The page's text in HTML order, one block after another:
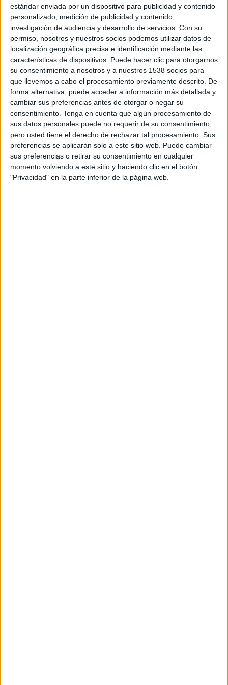
estándar enviada por un dispositivo para publicidad y contenido
personalizado, medición de publicidad y contenido,
investigación de audiencia y desarrollo de servicios. Con su
permiso, nosotros y nuestros socios podemos utilizar datos de
localización geográfica precisa e identificación mediante las
características de dispositivos. Puede hacer clic para otorgarnos
su consentimiento a nosotros y a nuestros 1538 socios para
que llevemos a cabo el procesamiento previamente descrito. De
forma alternativa, puede acceder a información más detallada y
cambiar sus preferencias antes de otorgar o negar su
consentimiento. Tenga en cuenta que algún procesamiento de
sus datos personales puede no requerir de su consentimiento,
pero usted tiene el derecho de rechazar tal procesamiento. Sus
preferencias se aplicarán solo a este sitio web. Puede cambiar
sus preferencias o retirar su consentimiento en cualquier
momento volviendo a este sitio y haciendo clic en el botón
"Privacidad" en la parte inferior de la página web.
negocios' el día 7 en el centro de Congresos
Ciutat d'Elx, en la que hablará de la importancia
de la creatividad en el mundo empresarial pra
alcanzar el éxito. Asimismo, el día 8 presidirá un
taller, un cóctel y presentará y firmará su último
libro.
La idea de estas jornadas ha surgido de Natalia
Martínez, tercera finalista en el concurso 'El
Aprendiz', dirigido por Luis Bassat.
IMPRIMIR
TWEET